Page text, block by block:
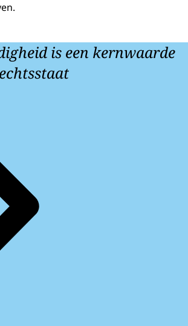
is een kernwaarde